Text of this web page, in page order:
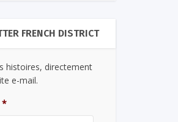
FRENCH DISTRICT
histoires, directement
e-mail.
*